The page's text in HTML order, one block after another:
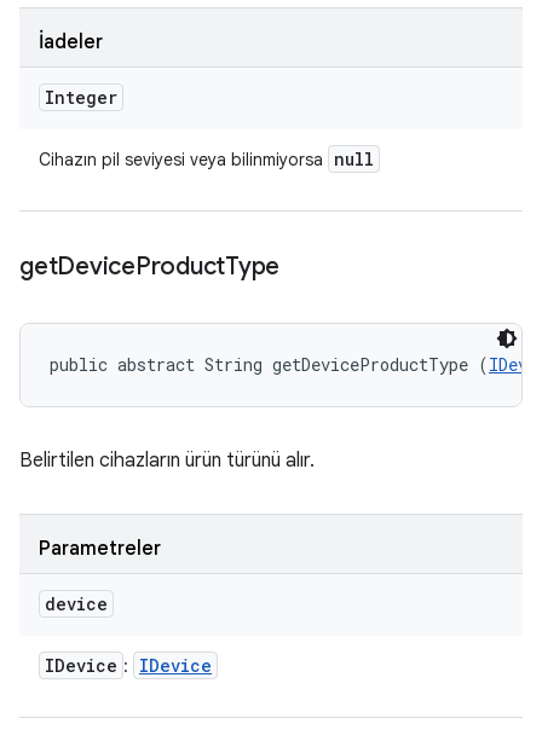
İadeler
Integer
Cihazın pil seviyesi veya bilinmiyorsa null
getDeviceProductType
public abstract String getDeviceProductType (
Belirtilen cihazların ürün türünü alır.
Parametreler
device
IDevice : IDevice